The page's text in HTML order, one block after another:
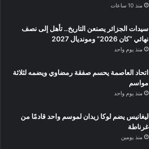
منذ 10 ساعات
سيدات الجزائر يصنعن التاريخ.. تأهل إلى نصف
نهائي “كان 2026” ومونديال 2027
منذ يوم واحد
اتحاد العاصمة يحسم صفقة رمضاوي ويضمه لثلاثة
مواسم
منذ يوم واحد
ليغانيس يضم لوكا زيدان لموسم واحد قادمًا من
غرناطة
منذ يومين